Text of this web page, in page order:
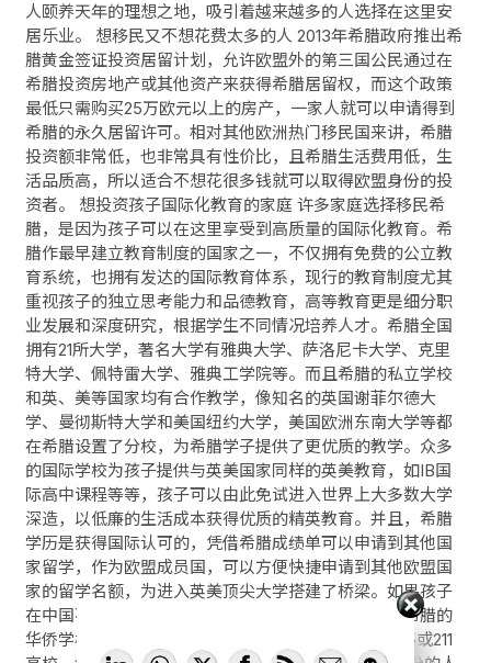
人颐养天年的理想之地，吸引着越来越多的人选择在这里安
居乐业。 想移民又不想花费太多的人 2013年希腊政府推出希
腊黄金签证投资居留计划，允许欧盟外的第三国公民通过在
希腊投资房地产或其他资产来获得希腊居留权，而这个政策
最低只需购买25万欧元以上的房产，一家人就可以申请得到
希腊的永久居留许可。相对其他欧洲热门移民国来讲，希腊
投资额非常低，也非常具有性价比，且希腊生活费用低，生
活品质高，所以适合不想花很多钱就可以取得欧盟身份的投
资者。 想投资孩子国际化教育的家庭 许多家庭选择移民希
腊，是因为孩子可以在这里享受到高质量的国际化教育。希
腊作最早建立教育制度的国家之一，不仅拥有免费的公立教
育系统，也拥有发达的国际教育体系，现行的教育制度尤其
重视孩子的独立思考能力和品德教育，高等教育更是细分职
业发展和深度研究，根据学生不同情况培养人才。希腊全国
拥有21所大学，著名大学有雅典大学、萨洛尼卡大学、克里
特大学、佩特雷大学、雅典工学院等。而且希腊的私立学校
和英、美等国家均有合作教学，像知名的英国谢菲尔德大
学、曼彻斯特大学和美国纽约大学，美国欧洲东南大学等都
在希腊设置了分校，为希腊学子提供了更优质的教学。众多
的国际学校为孩子提供与英美国家同样的英美教育，如IB国
际高中课程等等，孩子可以由此免试进入世界上大多数大学
深造，以低廉的生活成本获得优质的精英教育。并且，希腊
学历是获得国际认可的，凭借希腊成绩单可以申请到其他国
家留学，作为欧盟成员国，可以方便快捷申请到其他欧盟国
家的留学名额，为进入英美顶尖大学搭建了桥梁。如果孩子
在中国不想出国留学，也可以通过华侨生的身份，在希腊的
华侨学校就读，并通过华侨生联考轻松进入中国的985或211